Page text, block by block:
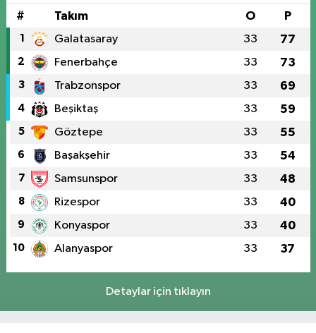
# Takım O P
1 Galatasaray 33 77
2 Fenerbahçe 33 73
3 Trabzonspor 33 69
4 Beşiktaş 33 59
5 Göztepe 33 55
6 Başakşehir 33 54
7 Samsunspor 33 48
8 Rizespor 33 40
9 Konyaspor 33 40
10 Alanyaspor 33 37
Detaylar için tıklayın